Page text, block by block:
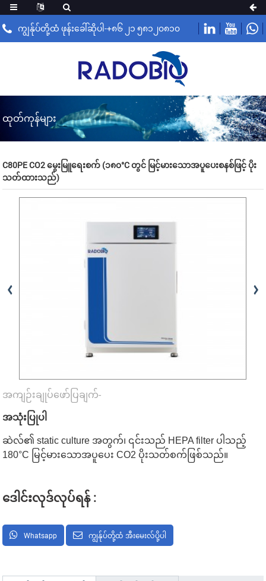
ကျွန်ုပ်တို့ထံ ဖုန်းခေါ်ဆိုပါ-+၈၆ ၂၁ ၅၈၁၂၀၈၁၀
ထုတ်ကုန်များ
C80PE CO2 မွေးမြူရေးစက် (၁၈၀°C တွင် မြင့်မားသောအပူပေးစနစ်ဖြင့် ပိုး
သတ်ထားသည်)
အကျဉ်းချုပ်ဖော်ပြချက်-
အသုံးပြုပါ
ဆဲလ်၏ static culture အတွက်၊ ၎င်းသည် HEPA filter ပါသည့်
180°C မြင့်မားသောအပူပေး CO2 ပိုးသတ်စက်ဖြစ်သည်။
ဒေါင်းလုဒ်လုပ်ရန် :
Whatsapp ကျွန်ုပ်တို့ထံ အီးမေးလ်ပို့ပါ